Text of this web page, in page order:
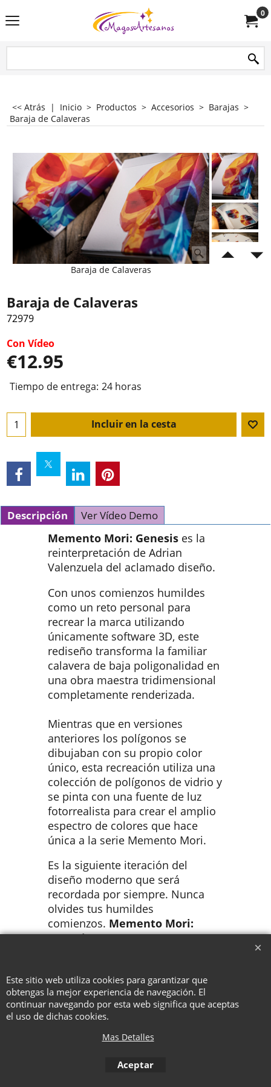
0
<< Atrás | Inicio > Productos > Accesorios > Barajas >
Baraja de Calaveras
Baraja de Calaveras
Baraja de Calaveras
72979
Con Vídeo
€12.95
Tiempo de entrega: 24 horas
Incluir en la cesta
Descripción Ver Vídeo Demo
Memento Mori: Genesis es la
reinterpretación de Adrian
Valenzuela del aclamado diseño.
Con unos comienzos humildes
como un reto personal para
recrear la marca utilizando
únicamente software 3D, este
rediseño transforma la familiar
calavera de baja poligonalidad en
una obra maestra tridimensional
completamente renderizada.
Mientras que en versiones
anteriores los polígonos se
dibujaban con su propio color
único, esta recreación utiliza una
colección de polígonos de vidrio y
se pinta con una fuente de luz
fotorrealista para crear el amplio
espectro de colores que hace
única a la serie Memento Mori.
Es la siguiente iteración del
diseño moderno que será
recordada por siempre. Nunca
olvides tus humildes
comienzos. Memento Mori:
Genesis
To create online store ShopFactory eCommerce software was used.
Este sitio web utiliza cookies para garantizar que
obtengas la mejor experiencia de navegación. El
continuar navegando por esta web significa que aceptas
el uso de dichas cookies.
Mas Detalles
Aceptar